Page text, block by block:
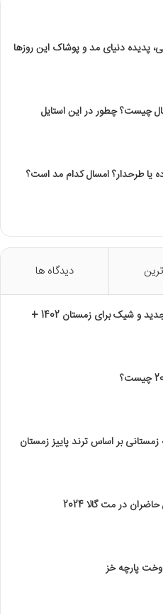
پدیده دنیای مد و پوشاک این روزها
چیست؟ چطور در این استایل
یا طرحدار؟ امسال کدام مد است؟
دیدگاه ها
10 مدل پالتو جدید و شیک برای زمستان 1402 +
زمستانی بر اساس ترند پاییز زمستان
در مت گالا 2024
پارچه خز